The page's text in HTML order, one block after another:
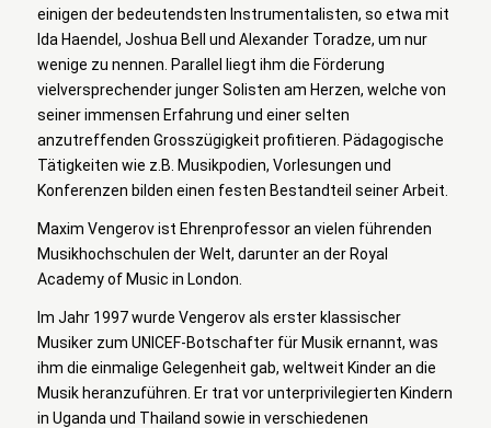
einigen der bedeutendsten Instrumentalisten, so etwa mit
Ida Haendel, Joshua Bell und Alexander Toradze, um nur
wenige zu nennen. Parallel liegt ihm die Förderung
vielversprechender junger Solisten am Herzen, welche von
seiner immensen Erfahrung und einer selten
anzutreffenden Grosszügigkeit profitieren. Pädagogische
Tätigkeiten wie z.B. Musikpodien, Vorlesungen und
Konferenzen bilden einen festen Bestandteil seiner Arbeit.
Maxim Vengerov ist Ehrenprofessor an vielen führenden
Musikhochschulen der Welt, darunter an der Royal
Academy of Music in London.
Im Jahr 1997 wurde Vengerov als erster klassischer
Musiker zum UNICEF-Botschafter für Musik ernannt, was
ihm die einmalige Gelegenheit gab, weltweit Kinder an die
Musik heranzuführen. Er trat vor unterprivilegierten Kindern
in Uganda und Thailand sowie in verschiedenen